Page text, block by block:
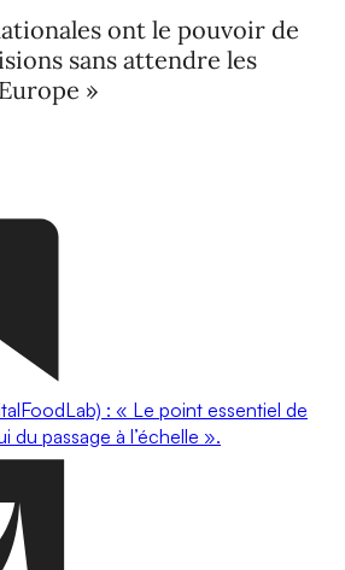
ont le pouvoir de
sans attendre les
»
: « Le point essentiel de
du passage à l’échelle ».